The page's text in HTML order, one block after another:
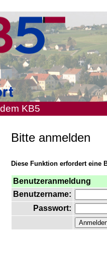
KB5
Bitte anmelden
Diese Funktion erfordert eine
Benutzeranmeldung
Benutzername:
Passwort: